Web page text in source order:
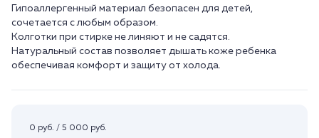
Гипоаллергенный материал безопасен для детей,
сочетается с любым образом.
Колготки при стирке не линяют и не садятся.
Натуральный состав позволяет дышать коже ребенка
0 руб. / 5 000 руб.